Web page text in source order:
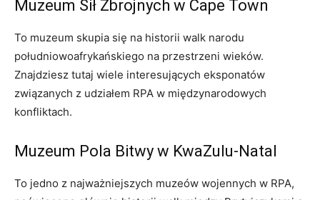
Muzeum Sił​ Zbrojnych w‌ Cape ⁢Town
To muzeum ⁣skupia się​ na historii walk narodu
⁢południowoafrykańskiego na przestrzeni​ wieków.
Znajdziesz ⁢tutaj wiele interesujących ⁣eksponatów
związanych z udziałem RPA w międzynarodowych
konfliktach.
Muzeum Pola Bitwy ⁣w KwaZulu-Natal
To⁢ jedno z najważniejszych muzeów ⁤wojennych w RPA,